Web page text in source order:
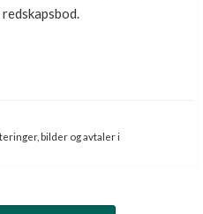
bilder og avtaler i